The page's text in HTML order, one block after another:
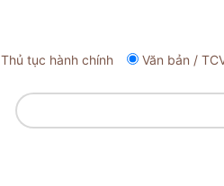
Thủ tục hành chính Văn bản /